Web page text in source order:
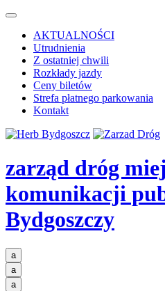
AKTUALNOŚCI
Utrudnienia
Z ostatniej chwili
Rozkłady jazdy
Ceny biletów
Strefa płatnego parkowania
Kontakt
zarząd dróg
komunikacji
Bydgoszczy
a
a
a